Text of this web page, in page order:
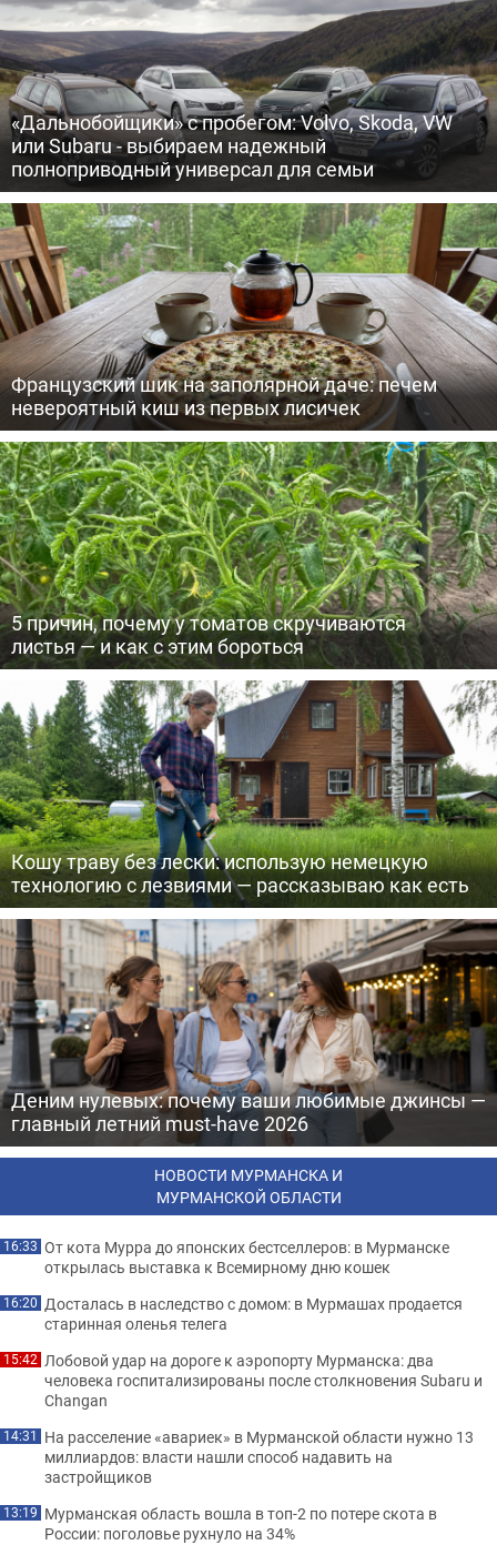
«Дальнобойщики» с пробегом: Volvo, Skoda, VW
или Subaru - выбираем надежный
полноприводный универсал для семьи
Французский шик на заполярной даче: печем
невероятный киш из первых лисичек
5 причин, почему у томатов скручиваются
листья — и как с этим бороться
Кошу траву без лески: использую немецкую
технологию с лезвиями — рассказываю как есть
Деним нулевых: почему ваши любимые джинсы —
главный летний must-have 2026
НОВОСТИ МУРМАНСКА И
МУРМАНСКОЙ ОБЛАСТИ
16:33 От кота Мурра до японских бестселлеров: в Мурманске
открылась выставка к Всемирному дню кошек
16:20 Досталась в наследство с домом: в Мурмашах продается
старинная оленья телега
15:42 Лобовой удар на дороге к аэропорту Мурманска: два
человека госпитализированы после столкновения Subaru и
Changan
14:31 На расселение «авариек» в Мурманской области нужно 13
миллиардов: власти нашли способ надавить на
застройщиков
13:19 Мурманская область вошла в топ-2 по потере скота в
России: поголовье рухнуло на 34%